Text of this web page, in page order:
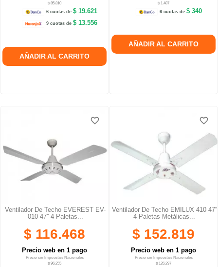
$ 85.810
6 cuotas de$ 19.621
9 cuotas de$ 13.556
AÑADIR AL CARRITO
$ 1.487
6 cuotas de$ 340
AÑADIR AL CARRITO
Ventilador De Techo EVEREST EV-
010 47'' 4 Paletas...
$ 116.468
Precio web en 1 pago
Precio sin Impuestos Nacionales
$ 96.255
favorite_border
Ventilador De Techo EMILUX 410 47''
4 Paletas Metálicas...
$ 152.819
Precio web en 1 pago
Precio sin Impuestos Nacionales
$ 126.297
favorite_border